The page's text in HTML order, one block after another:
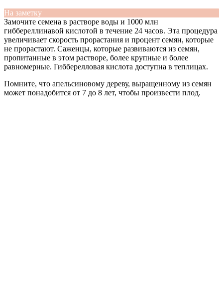
На заметку
Замочите семена в растворе воды и 1000 млн
гиббереллинавой кислотой в течение 24 часов. Эта процедура
увеличивает скорость прорастания и процент семян, которые
не прорастают. Саженцы, которые развиваются из семян,
пропитанные в этом растворе, более крупные и более
равномерные. Гибберелловая кислота доступна в теплицах.
Помните, что апельсиновому дереву, выращенному из семян
может понадобится от 7 до 8 лет, чтобы произвести плод.